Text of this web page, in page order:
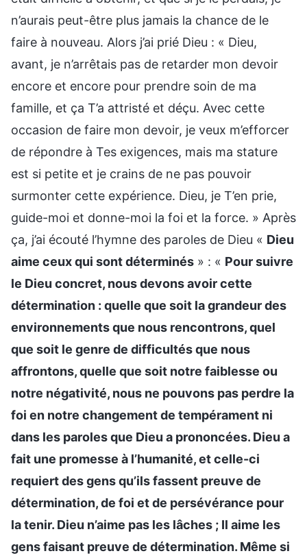
n’aurais peut-être plus jamais la chance de le
faire à nouveau. Alors j’ai prié Dieu : « Dieu,
avant, je n’arrêtais pas de retarder mon devoir
encore et encore pour prendre soin de ma
famille, et ça T’a attristé et déçu. Avec cette
occasion de faire mon devoir, je veux m’efforcer
de répondre à Tes exigences, mais ma stature
est si petite et je crains de ne pas pouvoir
surmonter cette expérience. Dieu, je T’en prie,
guide-moi et donne-moi la foi et la force. » Après
ça, j’ai écouté l’hymne des paroles de Dieu « Dieu
aime ceux qui sont déterminés » : « Pour suivre
le Dieu concret, nous devons avoir cette
détermination : quelle que soit la grandeur des
environnements que nous rencontrons, quel
que soit le genre de difficultés que nous
affrontons, quelle que soit notre faiblesse ou
notre négativité, nous ne pouvons pas perdre la
foi en notre changement de tempérament ni
dans les paroles que Dieu a prononcées. Dieu a
fait une promesse à l’humanité, et celle-ci
requiert des gens qu’ils fassent preuve de
détermination, de foi et de persévérance pour
la tenir. Dieu n’aime pas les lâches ; Il aime les
gens faisant preuve de détermination. Même si